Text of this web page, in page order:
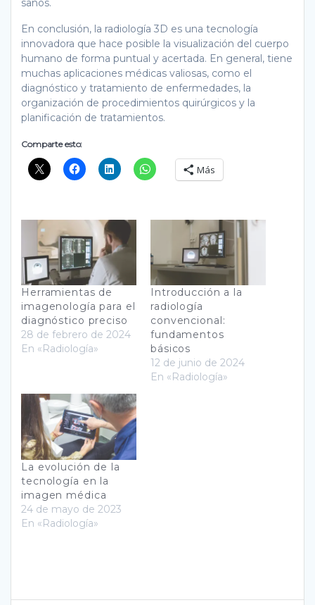
sanos.
En conclusión, la radiología 3D es una tecnología
innovadora que hace posible la visualización del cuerpo
humano de forma puntual y acertada. En general, tiene
muchas aplicaciones médicas valiosas, como el
diagnóstico y tratamiento de enfermedades, la
organización de procedimientos quirúrgicos y la
planificación de tratamientos.
Comparte esto:
Más
Herramientas de
imagenología para el
diagnóstico preciso
28 de febrero de 2024
En «Radiología»
Introducción a la
radiología
convencional:
fundamentos
básicos
12 de junio de 2024
En «Radiología»
La evolución de la
tecnología en la
imagen médica
24 de mayo de 2023
En «Radiología»